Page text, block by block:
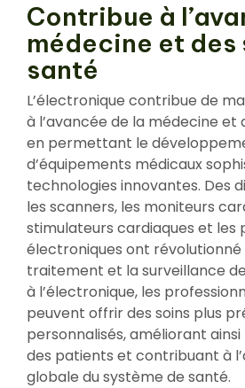
Contribue à
médecine et des
santé
L’électronique contribue de
à l’avancée de la médecine et
en permettant le
d’équipements médicaux
technologies innovantes. Des
les scanners, les moniteurs
stimulateurs cardiaques et les
électroniques ont révolutionné
traitement et la surveillance
à l’électronique, les
peuvent offrir des soins plus
personnalisés, améliorant
des patients et contribuant à
globale du système de santé.